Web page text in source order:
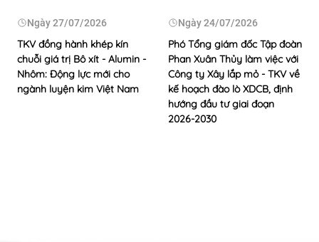
Ngày27/07/2026
TKV đồng hành khép kín
chuỗi giá trị Bô xít - Alumin -
Nhôm: Động lực mới cho
ngành luyện kim Việt Nam
Ngày24/07/2026
Phó Tổng giám đốc Tập đoàn
Phan Xuân Thủy làm việc với
Công ty Xây lắp mỏ - TKV về
kế hoạch đào lò XDCB, định
hướng đầu tư giai đoạn
2026-2030